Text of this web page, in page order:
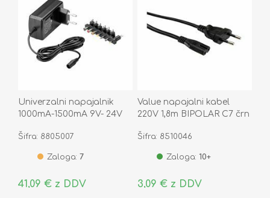
Univerzalni napajalnik
1000mA-1500mA 9V- 24V
Šifra: 8805007
Zaloga: 7
41,09 € z DDV
Value napajalni kabel
220V 1,8m BIPOLAR C7 črn
Šifra: 8510046
Zaloga: 10+
3,09 € z DDV